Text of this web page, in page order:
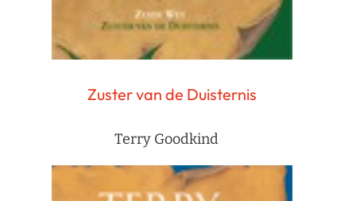
Zuster van de Duisternis
Terry Goodkind